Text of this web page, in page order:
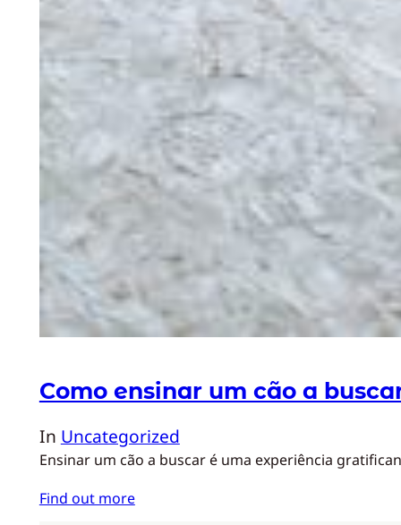
Como ensinar um cão a
In Uncategorized
Ensinar um cão a buscar é uma experiência
Find out more